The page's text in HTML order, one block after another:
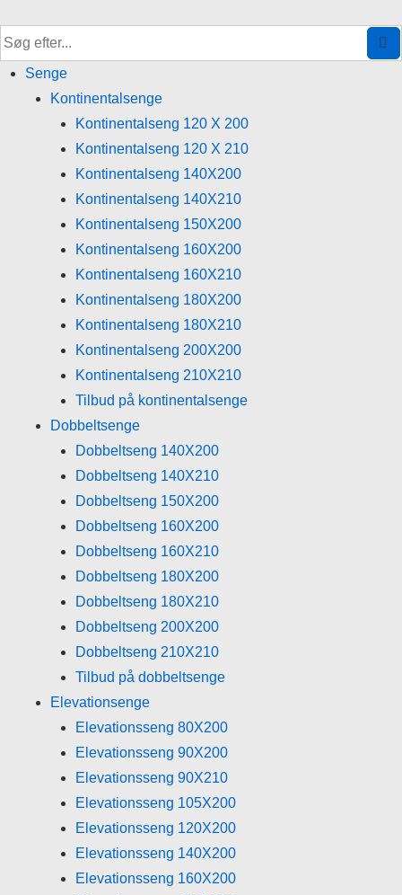
Hop
til
Senge
Kontinentalsenge
Kontinentalseng 120 X 200
Kontinentalseng 120 X 210
Kontinentalseng 140X200
Kontinentalseng 140X210
Kontinentalseng 150X200
Kontinentalseng 160X200
Kontinentalseng 160X210
Kontinentalseng 180X200
Kontinentalseng 180X210
Kontinentalseng 200X200
Kontinentalseng 210X210
Tilbud på kontinentalsenge
Dobbeltsenge
Dobbeltseng 140X200
Dobbeltseng 140X210
Dobbeltseng 150X200
Dobbeltseng 160X200
Dobbeltseng 160X210
Dobbeltseng 180X200
Dobbeltseng 180X210
Dobbeltseng 200X200
Dobbeltseng 210X210
Tilbud på dobbeltsenge
Elevationsenge
Elevationsseng 80X200
Elevationsseng 90X200
Elevationsseng 90X210
Elevationsseng 105X200
Elevationsseng 120X200
Elevationsseng 140X200
Elevationsseng 160X200